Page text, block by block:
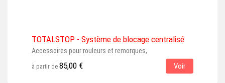
TOTALSTOP - Système de blocage centralisé
Accessoires pour rouleurs et remorques,
à partir de 85,00 € Voir